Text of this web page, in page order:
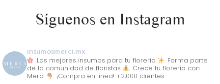
Síguenos en Instagram
insumosmerci.mx
Los mejores insumos para tu florería
Forma parte
de la comunidad de floristas
Crece tu florería con
Merci
¡Compra en línea! +2,000 clientes